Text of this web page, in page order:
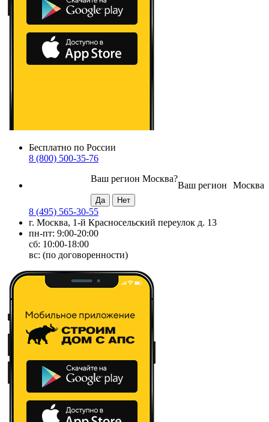
Бесплатно по России
8 (800) 500-35-76
Москва
Ваш регион
Ваш регион Москва?
8 (495) 565-30-55
г. Москва, 1-й Красносельский переулок д. 13
пн-пт: 9:00-20:00
сб: 10:00-18:00
вс: (по договоренности)